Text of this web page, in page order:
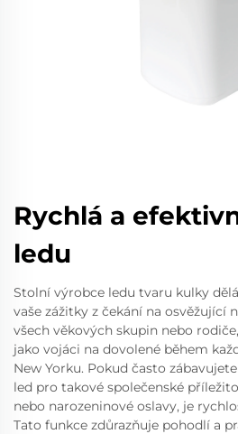
Rychlá a
ledu
Stolní výrobce ledu tvaru kulky
vaše zážitky z čekání na osvěžující
všech věkových skupin nebo
jako vojáci na dovolené během
New Yorku. Pokud často
led pro takové společenské
nebo narozeninové oslavy, je
Tato funkce zdůrazňuje pohodlí a